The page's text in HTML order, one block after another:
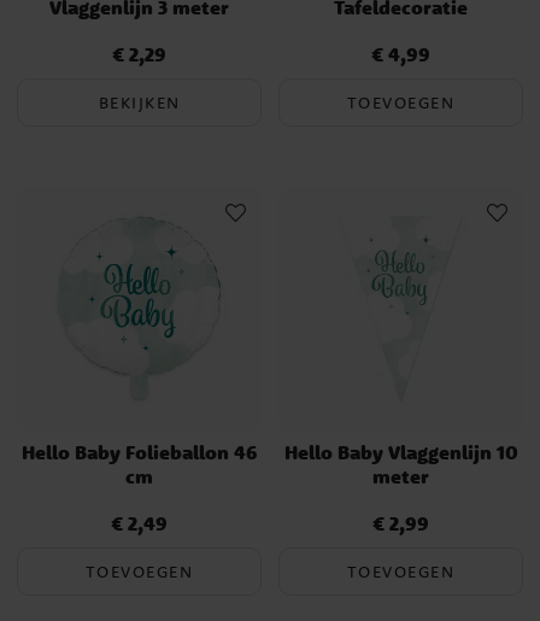
Vlaggenlijn 3 meter
Prijs :€ 2,29
€ 2,29
BEKIJKEN
Tafeldecoratie
Prijs :€ 4,99
€ 4,99
TOEVOEGEN
Hello Baby Folieballon 46
cm
Prijs :€ 2,49
€ 2,49
TOEVOEGEN
Hello Baby Vlaggenlijn 10
meter
Prijs :€ 2,99
€ 2,99
TOEVOEGEN